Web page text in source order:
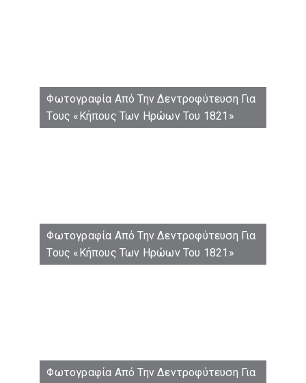
Φωτογραφία Από Την Δεντροφύτευση Για
Τους «Κήπους Των Ηρώων Του 1821»
Φωτογραφία Από Την Δεντροφύτευση Για
Τους «Κήπους Των Ηρώων Του 1821»
Φωτογραφία Από Την Δεντροφύτευση Για